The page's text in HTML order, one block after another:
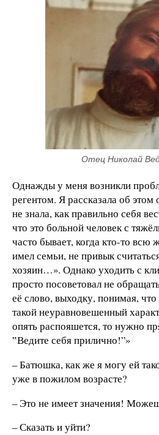
Отец Николай
Однажды у меня возникли
регентом. Я рассказала об
не знала, как правильно себя
что это больной человек с
часто бывает, когда кто-то всю
имел семьи, не привык
хозяин…». Однако уходить с
просто посоветовал не
её слово, выходку, понимая, что
такой неуравновешенный
опять распояшется, то нужно
‟Ведите себя прилично!”»
– Батюшка, как же я могу ей
уже в пожилом возрасте?
– Это не имеет значения!
– Сказать и уйти?